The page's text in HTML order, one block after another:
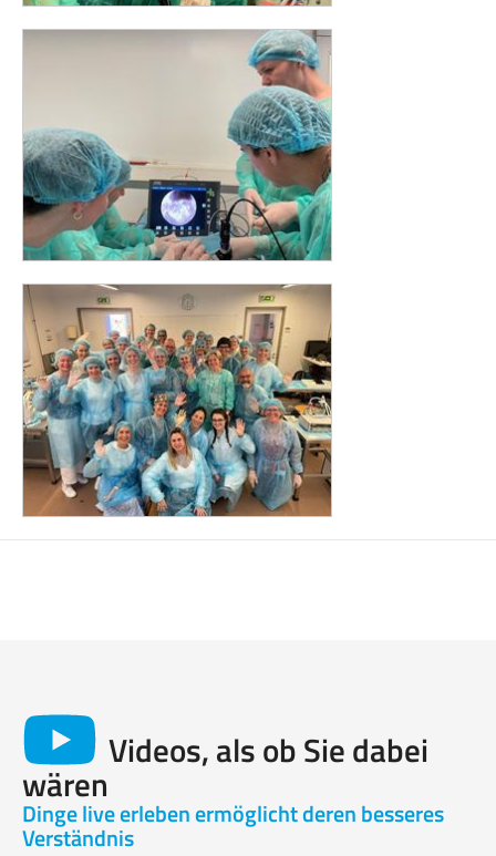
Videos, als ob Sie dabei
wären
Dinge live erleben ermöglicht deren besseres
Verständnis